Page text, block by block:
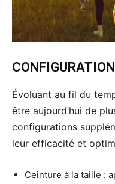
Évoluant au fil du
être aujourd’hui de
configurations
leur efficacité et
Ceinture à la taille :